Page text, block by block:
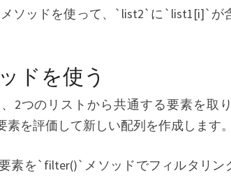
ソッドを使って、`list2`に`list1[i]`が
ドを使う
2つのリストから共通する要素を取
を評価して新しい配列を作成します。
素を`filter()`メソッドでフィルタリ